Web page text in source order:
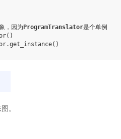
，因为 ProgramTranslator是个单例
()
.get_instance()
。